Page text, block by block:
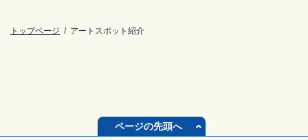
トップページ アートスポット紹介
ページの先頭へ